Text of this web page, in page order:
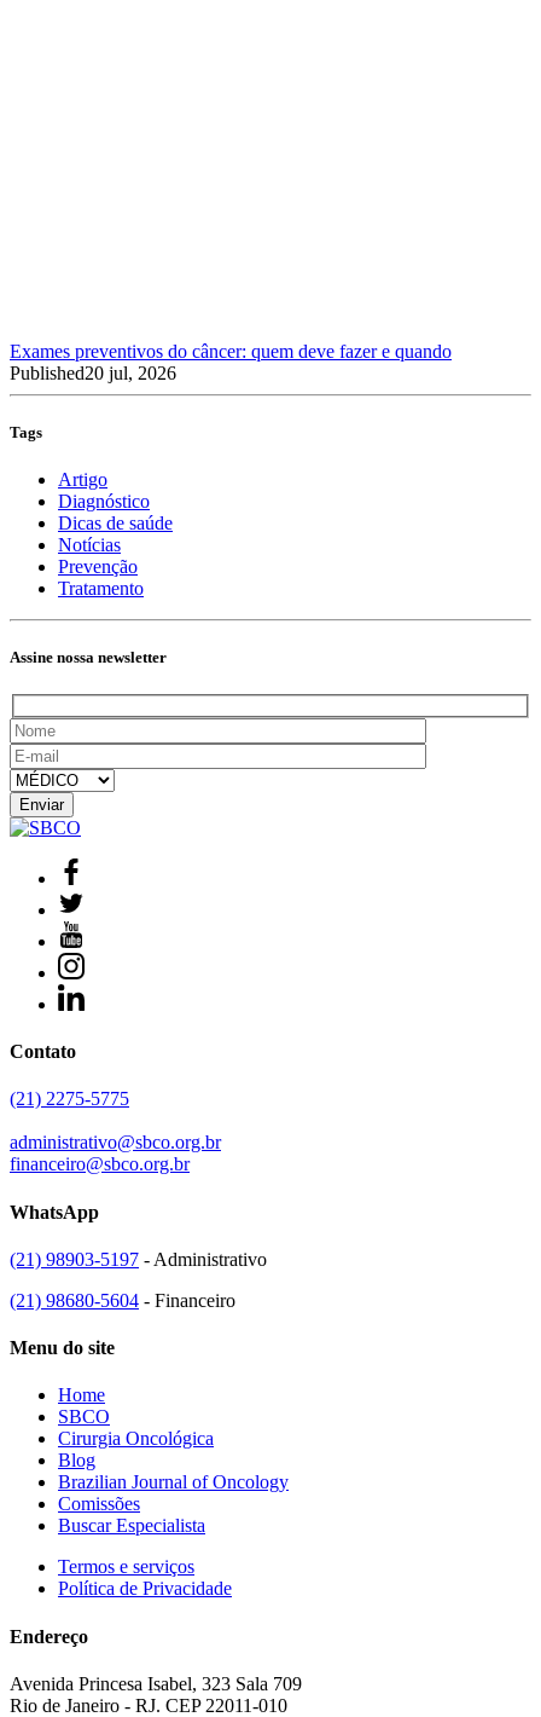
Exames preventivos do câncer: quem deve fazer e quando
Published20 jul, 2026
Tags
Artigo
Diagnóstico
Dicas de saúde
Notícias
Prevenção
Tratamento
Assine nossa newsletter
Contato
(21) 2275-5775
administrativo@sbco.org.br
financeiro@sbco.org.br
WhatsApp
(21) 98903-5197 - Administrativo
(21) 98680-5604 - Financeiro
Menu do site
Home
SBCO
Cirurgia Oncológica
Blog
Brazilian Journal of Oncology
Comissões
Buscar Especialista
Termos e serviços
Política de Privacidade
Endereço
Avenida Princesa Isabel, 323 Sala 709
Rio de Janeiro - RJ. CEP 22011-010